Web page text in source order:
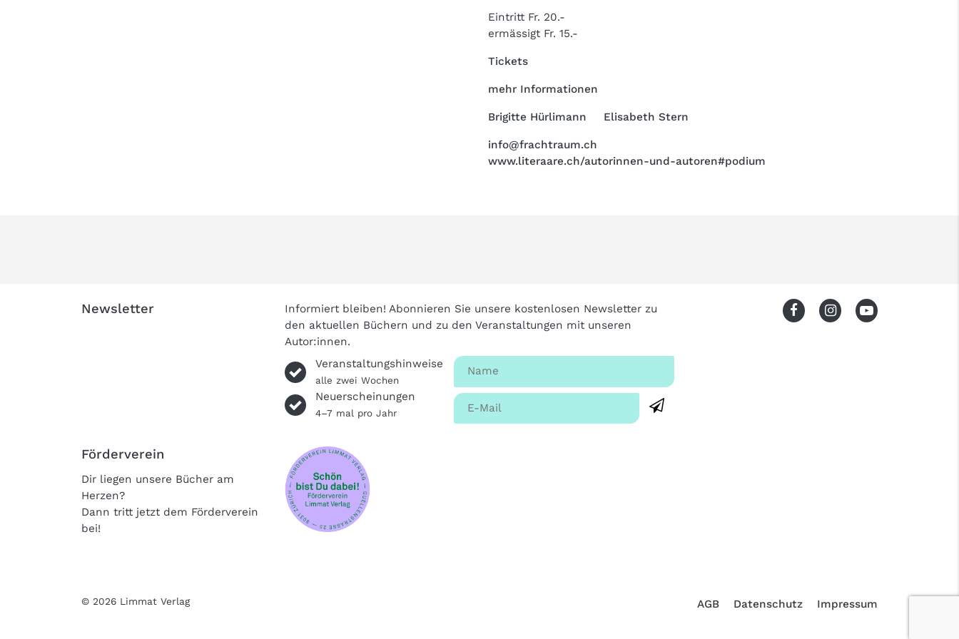
Eintritt Fr. 20.-
ermässigt Fr. 15.-
Tickets
mehr Informationen
Brigitte Hürlimann Elisabeth Stern
info@frachtraum.ch
www.literaare.ch/autorinnen-und-autoren#podium
Newsletter
Informiert bleiben! Abonnieren Sie unsere kostenlosen Newsletter zu
den aktuellen Büchern und zu den Veranstaltungen mit unseren
Autor:innen.
Veranstaltungshinweise
alle zwei Wochen
Neuerscheinungen
4–7 mal pro Jahr
Förderverein
Dir liegen unsere Bücher am
Herzen?
Dann tritt jetzt dem Förderverein
bei!
AGB Datenschutz Impressum
© 2026 Limmat Verlag